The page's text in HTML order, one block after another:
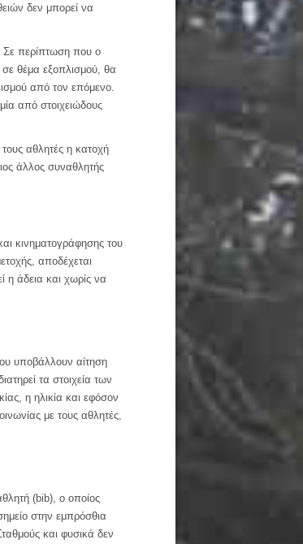
δεν μπορεί να
Σε περίπτωση που ο
σε θέμα εξοπλισμού, θα
από τον επόμενο.
από στοιχειώδους
αθλητές η κατοχή
άλλος συναθλητής
κινηματογράφησης του
αποδέχεται
η άδεια και χωρίς να
υποβάλλουν αίτηση
τα στοιχεία των
η ηλικία και εφόσον
με τους αθλητές,
(bib), ο οποίος
στην εμπρόσθια
και φυσικά δεν